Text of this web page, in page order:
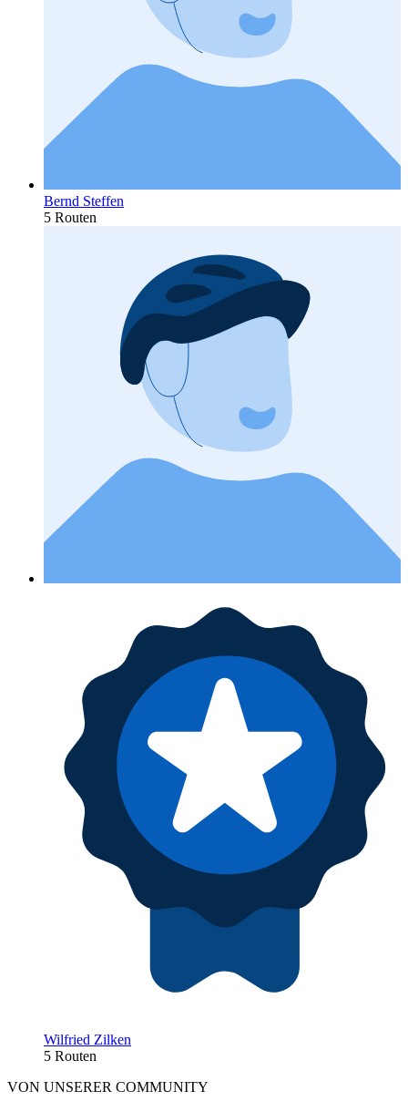
Bernd Steffen
5 Routen
Wilfried Zilken
5 Routen
VON UNSERER COMMUNITY